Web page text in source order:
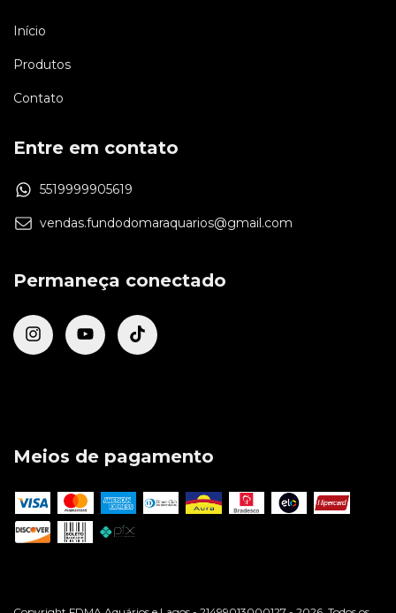
Início
Produtos
Contato
Entre em contato
5519999905619
vendas.fundodomaraquarios@gmail.com
Permaneça conectado
Meios de pagamento